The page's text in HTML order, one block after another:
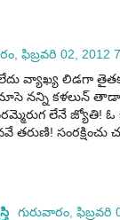
ఫిబ్రవరి 02, 2012
వ్యాఖ్య లిడగా
మాసె నన్ని కళలున్
లేనే జ్యోతి! ఓ
సంరక్షించు
గురువారం, ఫిబ్రవరి